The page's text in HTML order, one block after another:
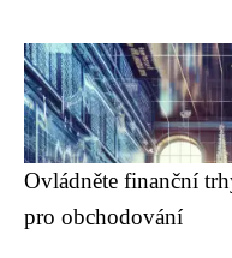
Ovládněte finanční
pro obchodování